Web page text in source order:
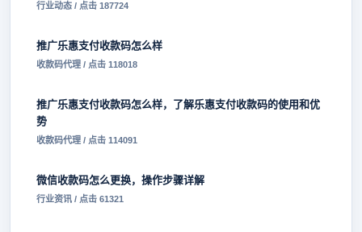
行业动态 / 点击 187724
推广乐惠支付收款码怎么样
收款码代理 / 点击 118018
推广乐惠支付收款码怎么样，了解乐惠支付收款码的使用和优
势
收款码代理 / 点击 114091
微信收款码怎么更换，操作步骤详解
行业资讯 / 点击 61321